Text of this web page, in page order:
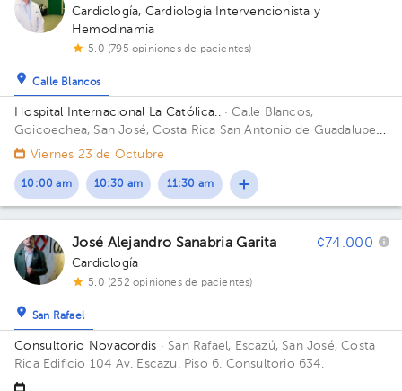
Cardiología, Cardiología Intervencionista y
Hemodinamia
5.0 (795 opiniones de pacientes)
Calle Blancos
Hospital Internacional La Católica..· Calle Blancos,
Goicoechea, San José, Costa Rica San Antonio de Guadalupe,
Goicoechea, frente a los Tribunales de Justicia. Edificio Torre
Viernes 23 de Octubre
10:00 am 10:30 am 11:30 am
José Alejandro Sanabria Garita ¢74.000
Cardiología
5.0 (252 opiniones de pacientes)
San Rafael
Consultorio Novacordis · San Rafael, Escazú, San José, Costa
Rica Edificio 104 Av. Escazu. Piso 6. Consultorio 634.